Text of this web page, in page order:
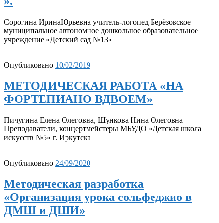
Сорогина ИринаЮрьевна учитель-логопед Берёзовское
муниципальное автономное дошкольное образовательное
учреждение «Детский сад №13»
Опубликовано 10/02/2019
МЕТОДИЧЕСКАЯ РАБОТА «НА
ФОРТЕПИАНО ВДВОЕМ»
Пичугина Елена Олеговна, Шункова Нина Олеговна
Преподаватели, концертмейстеры МБУДО «Детская школа
искусств №5» г. Иркутска
Опубликовано 24/09/2020
Методическая разработка
«Организация урока сольфеджио в
ДМШ и ДШИ»